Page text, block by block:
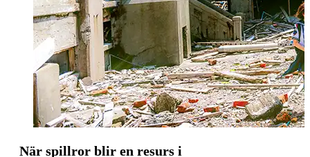
När spillror blir en resurs i